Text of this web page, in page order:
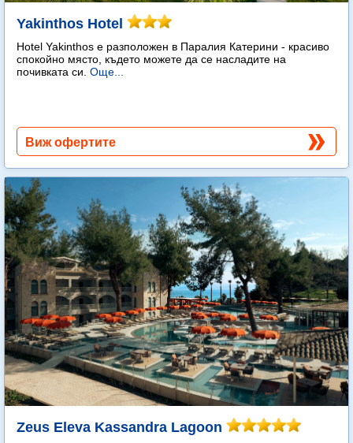
Yakinthos Hotel
Hotel Yakinthos e разположен в Паралия Катерини - красиво
спокойно място, където можете да се насладите на
почивката си. Още...
Виж офертите
Zeus Eleva Kassandra Lagoon